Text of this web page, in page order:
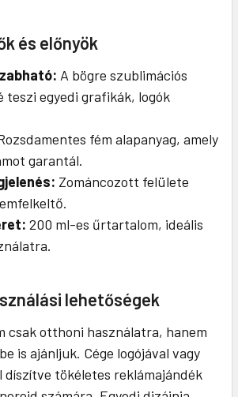
és előnyök
A bögre szublimációs
teszi egyedi grafikák, logók
fém alapanyag, amely
garantál.
Zománcozott felülete
200 ml-es űrtartalom, ideális
lehetőségek
csak otthoni használatra, hanem
is ajánljuk. Cége logójával vagy
díszítve tökéletes reklámajándék